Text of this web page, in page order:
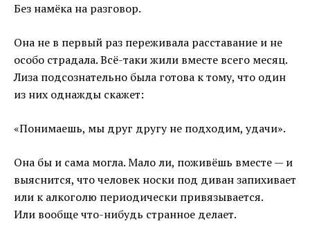
Без намёка на разговор.
Она не в первый раз переживала расставание и не
особо страдала. Всё-таки жили вместе всего месяц.
Лиза подсознательно была готова к тому, что один
из них однажды скажет:
«Понимаешь, мы друг другу не подходим, удачи».
Она бы и сама могла. Мало ли, поживёшь вместе — и
выяснится, что человек носки под диван запихивает
или к алкоголю периодически привязывается.
Или вообще что-нибудь странное делает.